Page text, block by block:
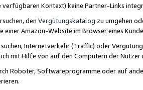
verfügbaren Kontext) keine Partner-Links
den Vergütungskatalog zu umgehen
einer Amazon-Website im Browser eines
Internetverkehr (Traffic) oder
mit Hilfe von auf den Computern der
Roboter, Softwareprogramme oder auf